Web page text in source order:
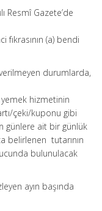
Resmî Gazete’de
fıkrasının (a) bendi
durumlarda,
hizmetinin
çeki/kuponu gibi
günlere ait bir günlük
belirlenen tutarının
bulunulacak
ayın başında